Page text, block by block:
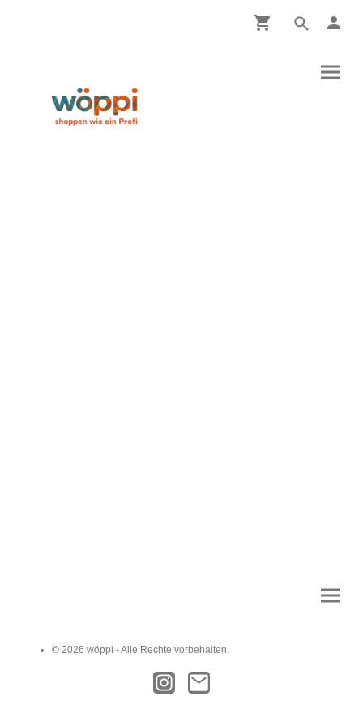
© 2026 wöppi - Alle Rechte vorbehalten.